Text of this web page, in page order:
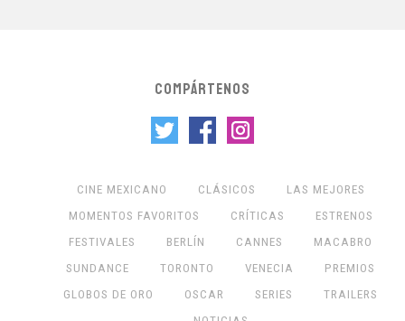
COMPÁRTENOS
CINE MEXICANO CLÁSICOS
LAS MEJORES
MOMENTOS FAVORITOS
CRÍTICAS
ESTRENOS
FESTIVALES
BERLÍN CANNES
MACABRO
SUNDANCE
TORONTO VENECIA
PREMIOS
GLOBOS DE ORO
OSCAR SERIES
TRAILERS